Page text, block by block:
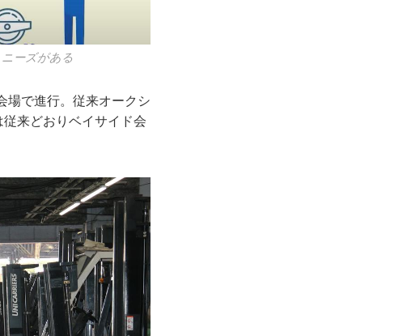
ーズがある
場で進行。従来オークシ
来どおりベイサイド会